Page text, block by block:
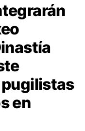
pugilistas
en